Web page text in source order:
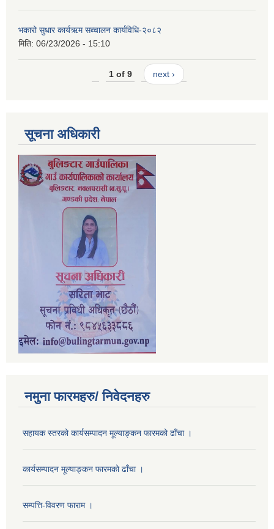
भकारो सुधार कार्यऋम सब्चालन कार्यविधि-२०८२
मिति: 06/23/2026 - 15:10
1 of 9 next ›
सूचना अधिकारी
नमुना फारमहरु/ निवेदनहरु
सहायक स्तरको कार्यसम्पादन मूल्याङ्कन फारमको ढाँचा ।
कार्यसम्पादन मूल्याङ्कन फारमको ढाँचा ।
सम्पत्ति-विवरण फाराम ।